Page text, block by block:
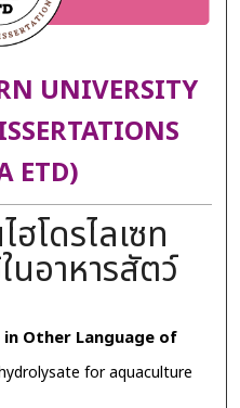
UNIVERSITY
ETD)
โดรไลเซท
นอาหารสัตว์
Other Language of
for aquaculture